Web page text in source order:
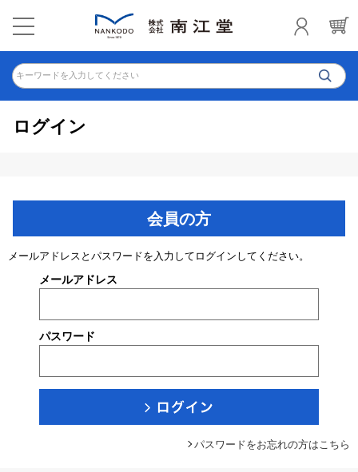
キーワードを入力してください
ログイン
会員の方
メールアドレスとパスワードを入力してログインしてください。
メールアドレス
パスワード
パスワードをお忘れの方はこちら